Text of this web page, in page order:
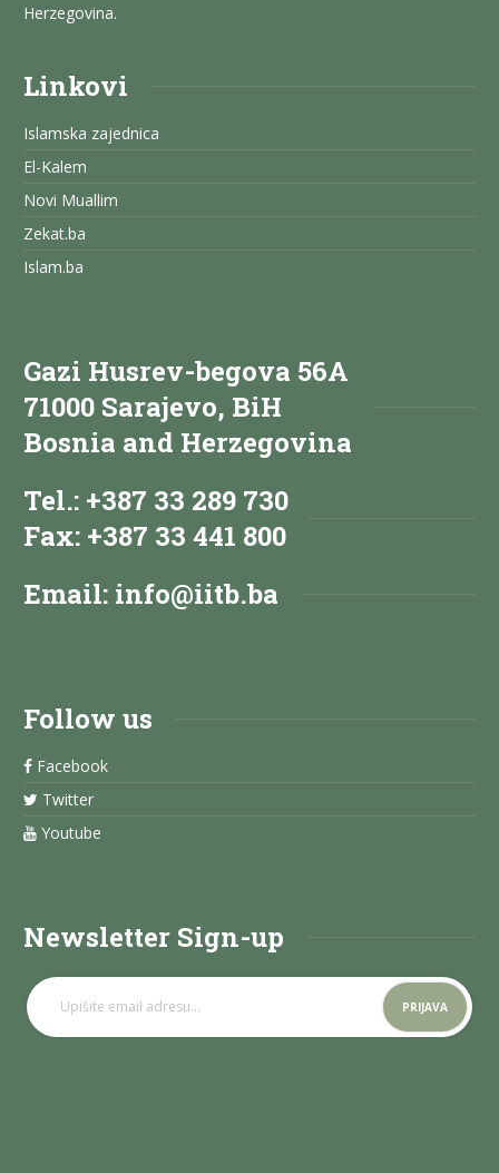
Herzegovina.
Linkovi
Islamska zajednica
El-Kalem
Novi Muallim
Zekat.ba
Islam.ba
Gazi Husrev-begova 56A
71000 Sarajevo, BiH
Bosnia and Herzegovina
Tel.: +387 33 289 730
Fax: +387 33 441 800
Email: info@iitb.ba
Follow us
Facebook
Twitter
Youtube
Newsletter Sign-up